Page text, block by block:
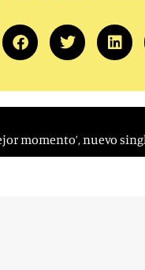
momento’, nuevo